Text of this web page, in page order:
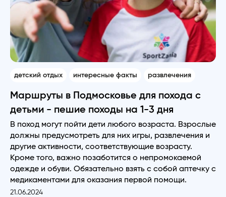
детский отдых интересные факты развлечения
Маршруты в Подмосковье для похода с
детьми - пешие походы на 1-3 дня
В поход могут пойти дети любого возраста. Взрослые
должны предусмотреть для них игры, развлечения и
другие активности, соответствующие возрасту.
Кроме того, важно позаботится о непромокаемой
одежде и обуви. Обязательно взять с собой аптечку с
медикаментами для оказания первой помощи.
21.06.2024